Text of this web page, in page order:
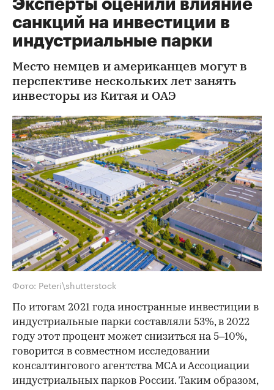
Эксперты оценили влияние
санкций на инвестиции в
индустриальные парки
Место немцев и американцев могут в
перспективе нескольких лет занять
инвесторы из Китая и ОАЭ
Фото: Peteri\shutterstock
По итогам 2021 года иностранные инвестиции в
индустриальные парки составляли 53%, в 2022
году этот процент может снизиться на 5–10%,
говорится в совместном исследовании
консалтингового агентства MCA и Ассоциации
индустриальных парков России. Таким образом,